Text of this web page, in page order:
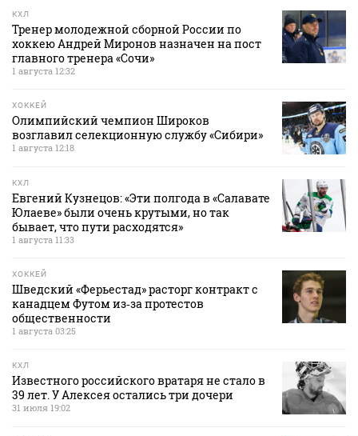
КХЛ
Тренер молодежной сборной России по
хоккею Андрей Миронов назначен на пост
главного тренера «Сочи»
1 августа 12:32
ХОККЕЙ
Олимпийский чемпион Широков
возглавил селекционную службу «Сибири»
1 августа 12:18
КХЛ
Евгений Кузнецов: «Эти полгода в «Салавате
Юлаеве» были очень крутыми, но так
бывает, что пути расходятся»
1 августа 11:33
ХОККЕЙ
Шведский «Ферьестад» расторг контракт с
канадцем Футом из‑за протестов
общественности
1 августа 03:25
КХЛ
Известного российского вратаря не стало в
39 лет. У Алексея остались три дочери
31 июля 19:02